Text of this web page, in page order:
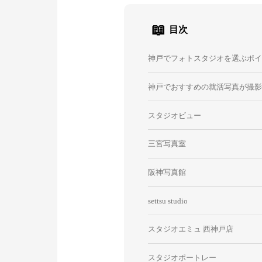
📖 目次
神戸でフォトスタジオを選ぶポ
神戸でおすすめの就活写真が撮
スタジオビュー
三宮写真室
阪神写真館
settsu studio
スタジオエミュ 西神戸店
スタジオポートレー